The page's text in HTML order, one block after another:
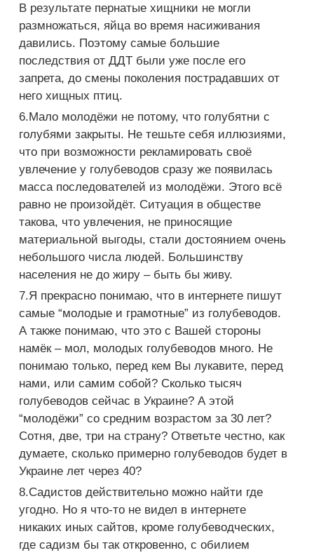
В результате пернатые хищники не могли
размножаться, яйца во время насиживания
давились. Поэтому самые большие
последствия от ДДТ были уже после его
запрета, до смены поколения пострадавших от
него хищных птиц.
6.Мало молодёжи не потому, что голубятни с
голубями закрыты. Не тешьте себя иллюзиями,
что при возможности рекламировать своё
увлечение у голубеводов сразу же появилась
масса последователей из молодёжи. Этого всё
равно не произойдёт. Ситуация в обществе
такова, что увлечения, не приносящие
материальной выгоды, стали достоянием очень
небольшого числа людей. Большинству
населения не до жиру – быть бы живу.
7.Я прекрасно понимаю, что в интернете пишут
самые “молодые и грамотные” из голубеводов.
А также понимаю, что это с Вашей стороны
намёк – мол, молодых голубеводов много. Не
понимаю только, перед кем Вы лукавите, перед
нами, или самим собой? Сколько тысяч
голубеводов сейчас в Украине? А этой
“молодёжи” со средним возрастом за 30 лет?
Сотня, две, три на страну? Ответьте честно, как
думаете, сколько примерно голубеводов будет в
Украине лет через 40?
8.Садистов действительно можно найти где
угодно. Но я что-то не видел в интернете
никаких иных сайтов, кроме голубеводческих,
где садизм бы так откровенно, с обилием